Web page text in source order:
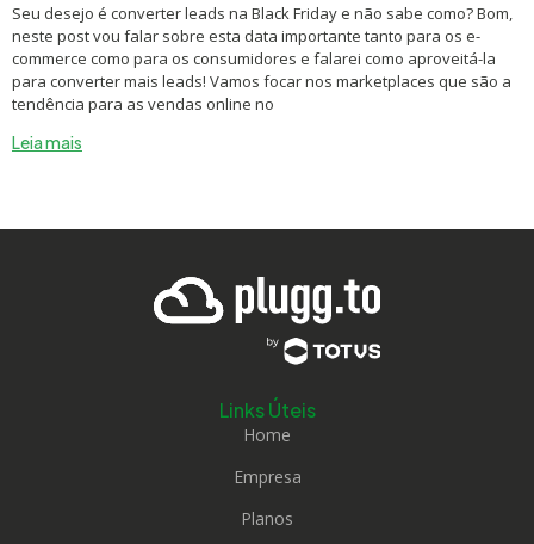
Seu desejo é converter leads na Black Friday e não sabe como? Bom,
neste post vou falar sobre esta data importante tanto para os e-
commerce como para os consumidores e falarei como aproveitá-la
para converter mais leads! Vamos focar nos marketplaces que são a
tendência para as vendas online no
Leia mais
Links Úteis
Home
Empresa
Planos